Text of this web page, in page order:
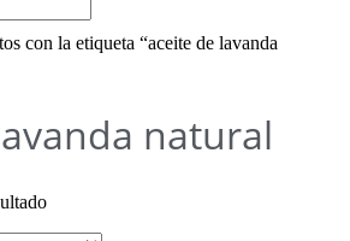
con la etiqueta “aceite de lavanda
natural